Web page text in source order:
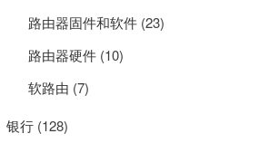
路由器固件和软件 (23)
路由器硬件 (10)
软路由 (7)
银行 (128)